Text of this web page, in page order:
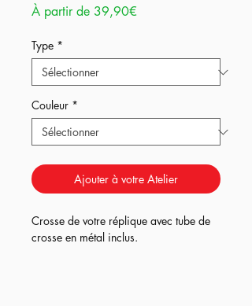
À partir de 39,90€Prix
Type *
Couleur *
Ajouter à votre Atelier
Crosse de votre réplique avec tube de
crosse en métal inclus.